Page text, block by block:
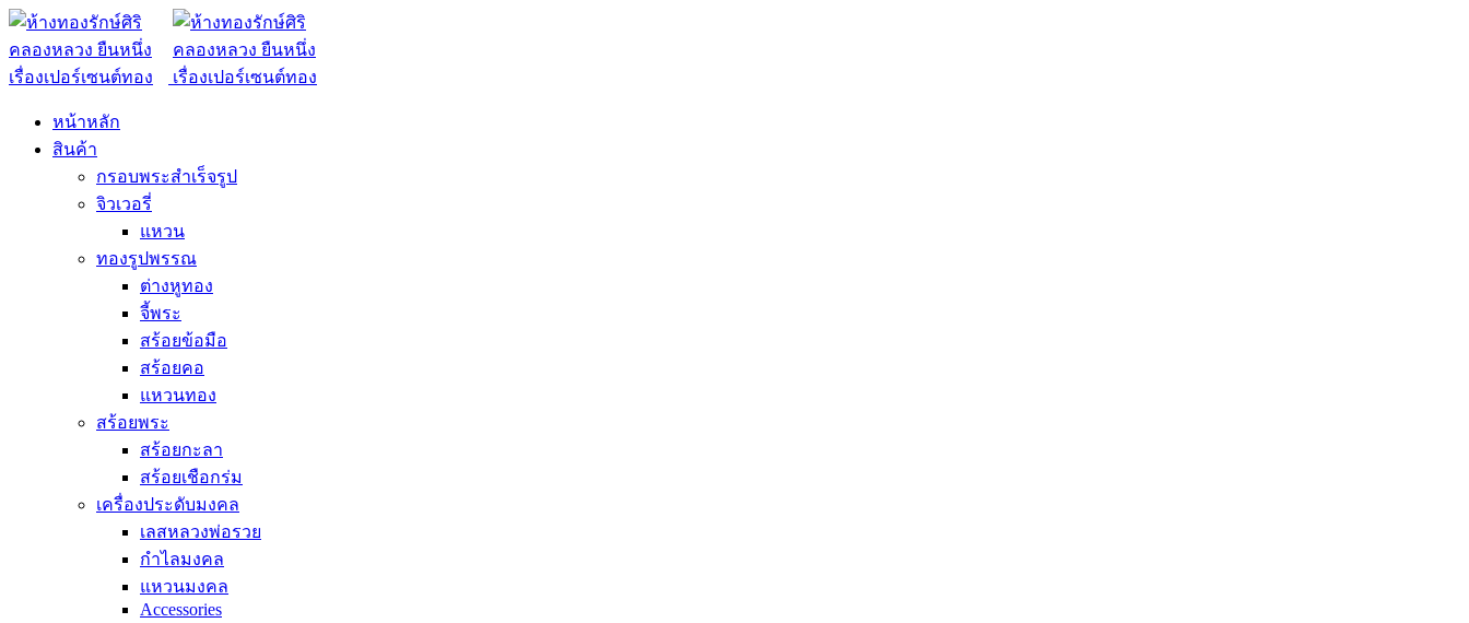
หน้าหลัก
สินค้า
กรอบพระสำเร็จรูป
จิวเวอรี่
แหวน
ทองรูปพรรณ
ต่างหูทอง
จี้พระ
สร้อยข้อมือ
สร้อยคอ
แหวนทอง
สร้อยพระ
สร้อยกะลา
สร้อยเชือกร่ม
เครื่องประดับมงคล
เลสหลวงพ่อรวย
กำไลมงคล
แหวนมงคล
Accessories